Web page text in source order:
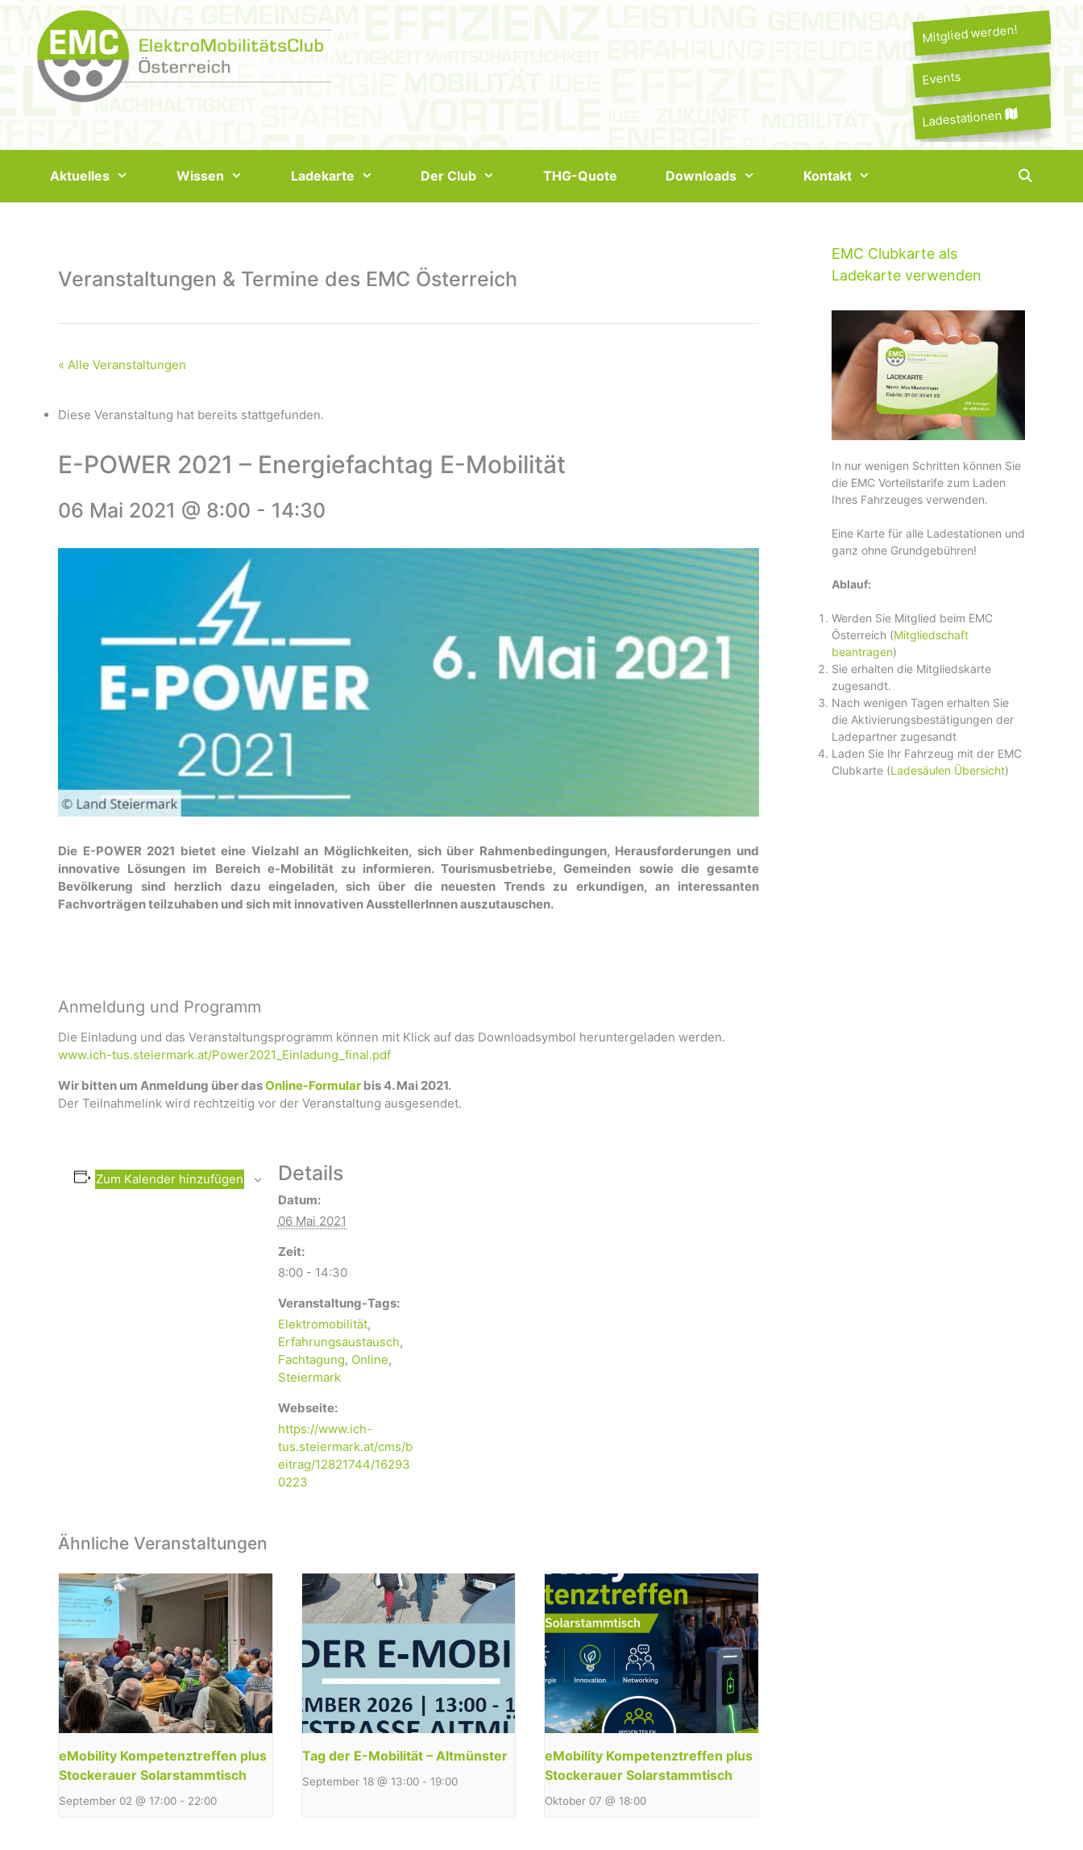
Mitglied werden!
Events
Ladestationen
Aktuelles Wissen Ladekarte Der Club THG-Quote Downloads Kontakt
Veranstaltungen & Termine des EMC Österreich
« Alle Veranstaltungen
Diese Veranstaltung hat bereits stattgefunden.
E-POWER 2021 – Energiefachtag E-Mobilität
06 Mai 2021 @ 8:00 - 14:30
Die E-POWER 2021 bietet eine Vielzahl an Möglichkeiten, sich über Rahmenbedingungen, Herausforderungen und
innovative Lösungen im Bereich e-Mobilität zu informieren. Tourismusbetriebe, Gemeinden sowie die gesamte
Bevölkerung sind herzlich dazu eingeladen, sich über die neuesten Trends zu erkundigen, an interessanten
Fachvorträgen teilzuhaben und sich mit innovativen AusstellerInnen auszutauschen.
Anmeldung und Programm
Die Einladung und das Veranstaltungsprogramm können mit Klick auf das Downloadsymbol heruntergeladen werden.
www.ich-tus.steiermark.at/Power2021_Einladung_final.pdf
Wir bitten um Anmeldung über dasOnline-Formular bis 4. Mai 2021.
Der Teilnahmelink wird rechtzeitig vor der Veranstaltung ausgesendet.
Zum Kalender hinzufügen Details
Datum:
06 Mai 2021
Zeit:
8:00 - 14:30
Veranstaltung-Tags:
Elektromobilität,
Erfahrungsaustausch,
Fachtagung, Online,
Steiermark
Webseite:
https://www.ich-
tus.steiermark.at/cms/b
eitrag/12821744/16293
0223
Ähnliche Veranstaltungen
eMobility Kompetenztreffen plus
Stockerauer Solarstammtisch
September 02 @ 17:00 - 22:00
Tag der E-Mobilität – Altmünster
September 18 @ 13:00 - 19:00
eMobility Kompetenztreffen plus
Stockerauer Solarstammtisch
Oktober 07 @ 18:00
EMC Clubkarte als
Ladekarte verwenden
In nur wenigen Schritten können Sie
die EMC Vorteilstarife zum Laden
Ihres Fahrzeuges verwenden.
Eine Karte für alle Ladestationen und
ganz ohne Grundgebühren!
Ablauf:
Werden Sie Mitglied beim EMC
Österreich (Mitgliedschaft
beantragen)
Sie erhalten die Mitgliedskarte
zugesandt.
Nach wenigen Tagen erhalten Sie
die Aktivierungsbestätigungen der
Ladepartner zugesandt
Laden Sie Ihr Fahrzeug mit der EMC
Clubkarte (Ladesäulen Übersicht)